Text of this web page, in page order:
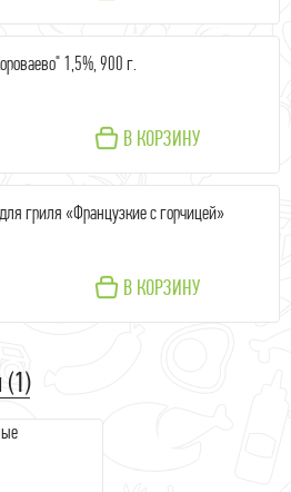
1,5%, 900 г.
В КОРЗИНУ
гриля «Французкие с горчицей»
В КОРЗИНУ
(1)